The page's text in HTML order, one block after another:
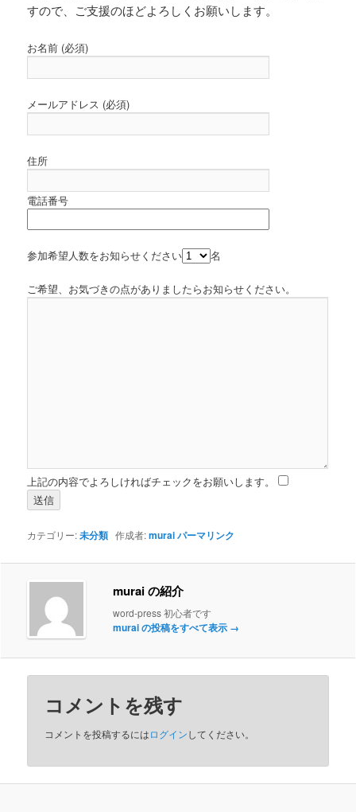
すので、ご支援のほどよろしくお願いします。
お名前 (必須)
メールアドレス (必須)
住所
電話番号
参加希望人数をお知らせください 名
ご希望、お気づきの点がありましたらお知らせください。
上記の内容でよろしければチェックをお願いします。
カテゴリー:未分類 作成者:muraiパーマリンク
murai の紹介
word-press 初心者です
murai の投稿をすべて表示 →
コメントを残す
コメントを投稿するにはログインしてください。